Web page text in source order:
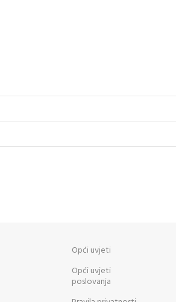
Opći uvjeti
Opći uvjeti
poslovanja